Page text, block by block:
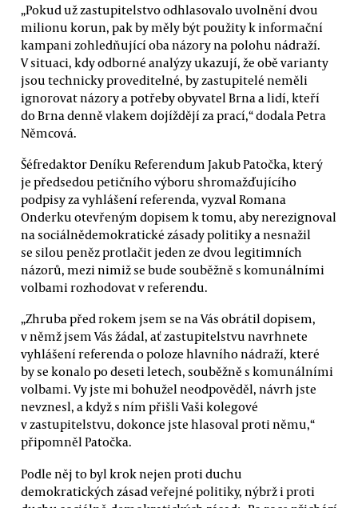
„Pokud už zastupitelstvo odhlasovalo uvolnění dvou
milionu korun, pak by měly být použity k informační
kampani zohledňující oba názory na polohu nádraží.
V situaci, kdy odborné analýzy ukazují, že obě varianty
jsou technicky proveditelné, by zastupitelé neměli
ignorovat názory a potřeby obyvatel Brna a lidí, kteří
do Brna denně vlakem dojíždějí za prací,“ dodala Petra
Němcová.
Šéfredaktor Deníku Referendum Jakub Patočka, který
je předsedou petičního výboru shromažďujícího
podpisy za vyhlášení referenda, vyzval Romana
Onderku otevřeným dopisem k tomu, aby nerezignoval
na sociálnědemokratické zásady politiky a nesnažil
se silou peněz protlačit jeden ze dvou legitimních
názorů, mezi nimiž se bude souběžně s komunálními
volbami rozhodovat v referendu.
„Zhruba před rokem jsem se na Vás obrátil dopisem,
v němž jsem Vás žádal, ať zastupitelstvu navrhnete
vyhlášení referenda o poloze hlavního nádraží, které
by se konalo po deseti letech, souběžně s komunálními
volbami. Vy jste mi bohužel neodpověděl, návrh jste
nevznesl, a když s ním přišli Vaši kolegové
v zastupitelstvu, dokonce jste hlasoval proti němu,“
připomněl Patočka.
Podle něj to byl krok nejen proti duchu
demokratických zásad veřejné politiky, nýbrž i proti